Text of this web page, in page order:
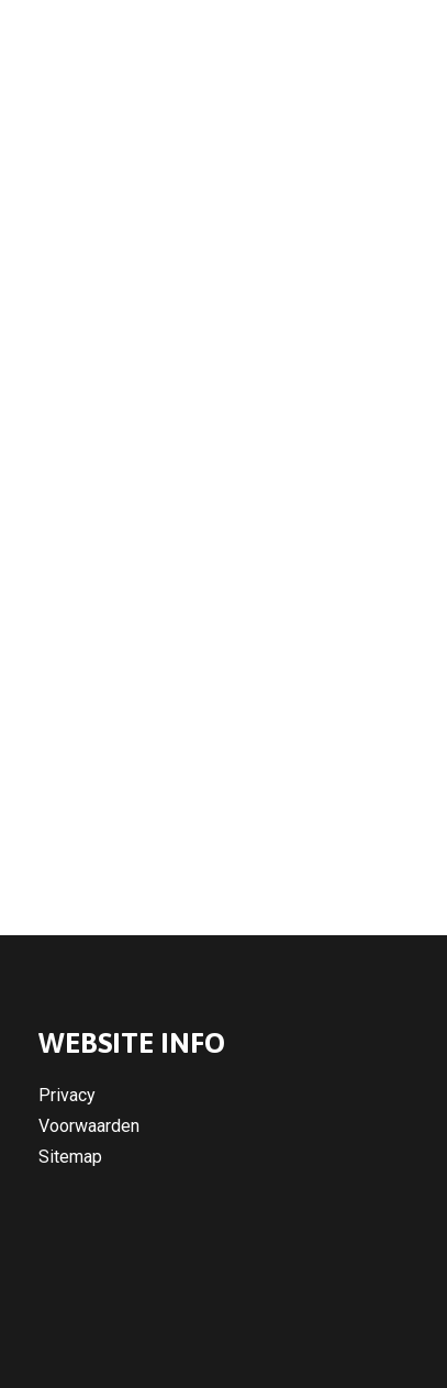
WEBSITE INFO
Privacy
Voorwaarden
Sitemap